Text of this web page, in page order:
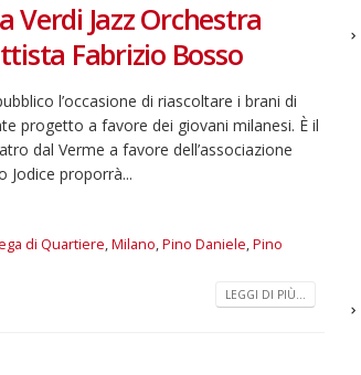
Verdi Jazz Orchestra
Fabrizio Bosso
l’occasione di riascoltare i brani di
progetto a favore dei giovani milanesi. È il
dal Verme a favore dell’associazione
Jodice proporrà...
di Quartiere,Milano,Pino Daniele,Pino
LEGGI DI PIÙ...